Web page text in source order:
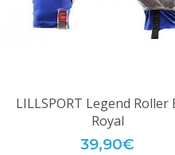
LILLSPORT Legend Roller
Royal
39,90€